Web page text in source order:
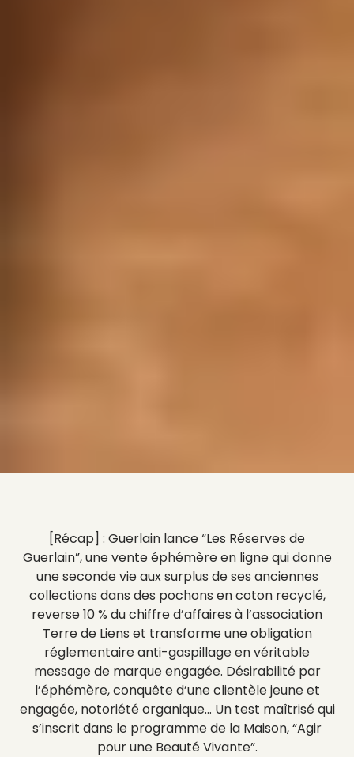
[Récap] : Guerlain lance “Les Réserves de
Guerlain”, une vente éphémère en ligne qui donne
une seconde vie aux surplus de ses anciennes
collections dans des pochons en coton recyclé,
reverse 10 % du chiffre d’affaires à l’association
Terre de Liens et transforme une obligation
réglementaire anti-gaspillage en véritable
message de marque engagée. Désirabilité par
l’éphémère, conquête d’une clientèle jeune et
engagée, notoriété organique… Un test maîtrisé qui
s’inscrit dans le programme de la Maison, “Agir
pour une Beauté Vivante”.